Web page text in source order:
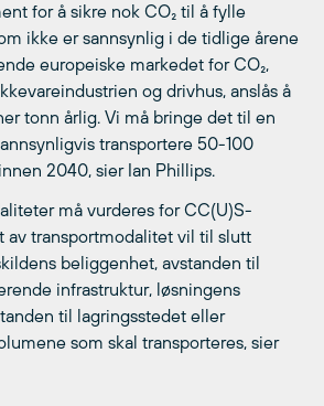
for å sikre nok CO₂ til å fylle
ikke er sannsynlig i de tidlige årene
europeiske markedet for CO₂,
og drivhus, anslås å
tonn årlig. Vi må bringe det til en
transportere 50-100
2040, sier Ian Phillips.
må vurderes for CC(U)S-
av transportmodalitet vil til slutt
beliggenhet, avstanden til
infrastruktur, løsningens
til lagringsstedet eller
som skal transporteres, sier